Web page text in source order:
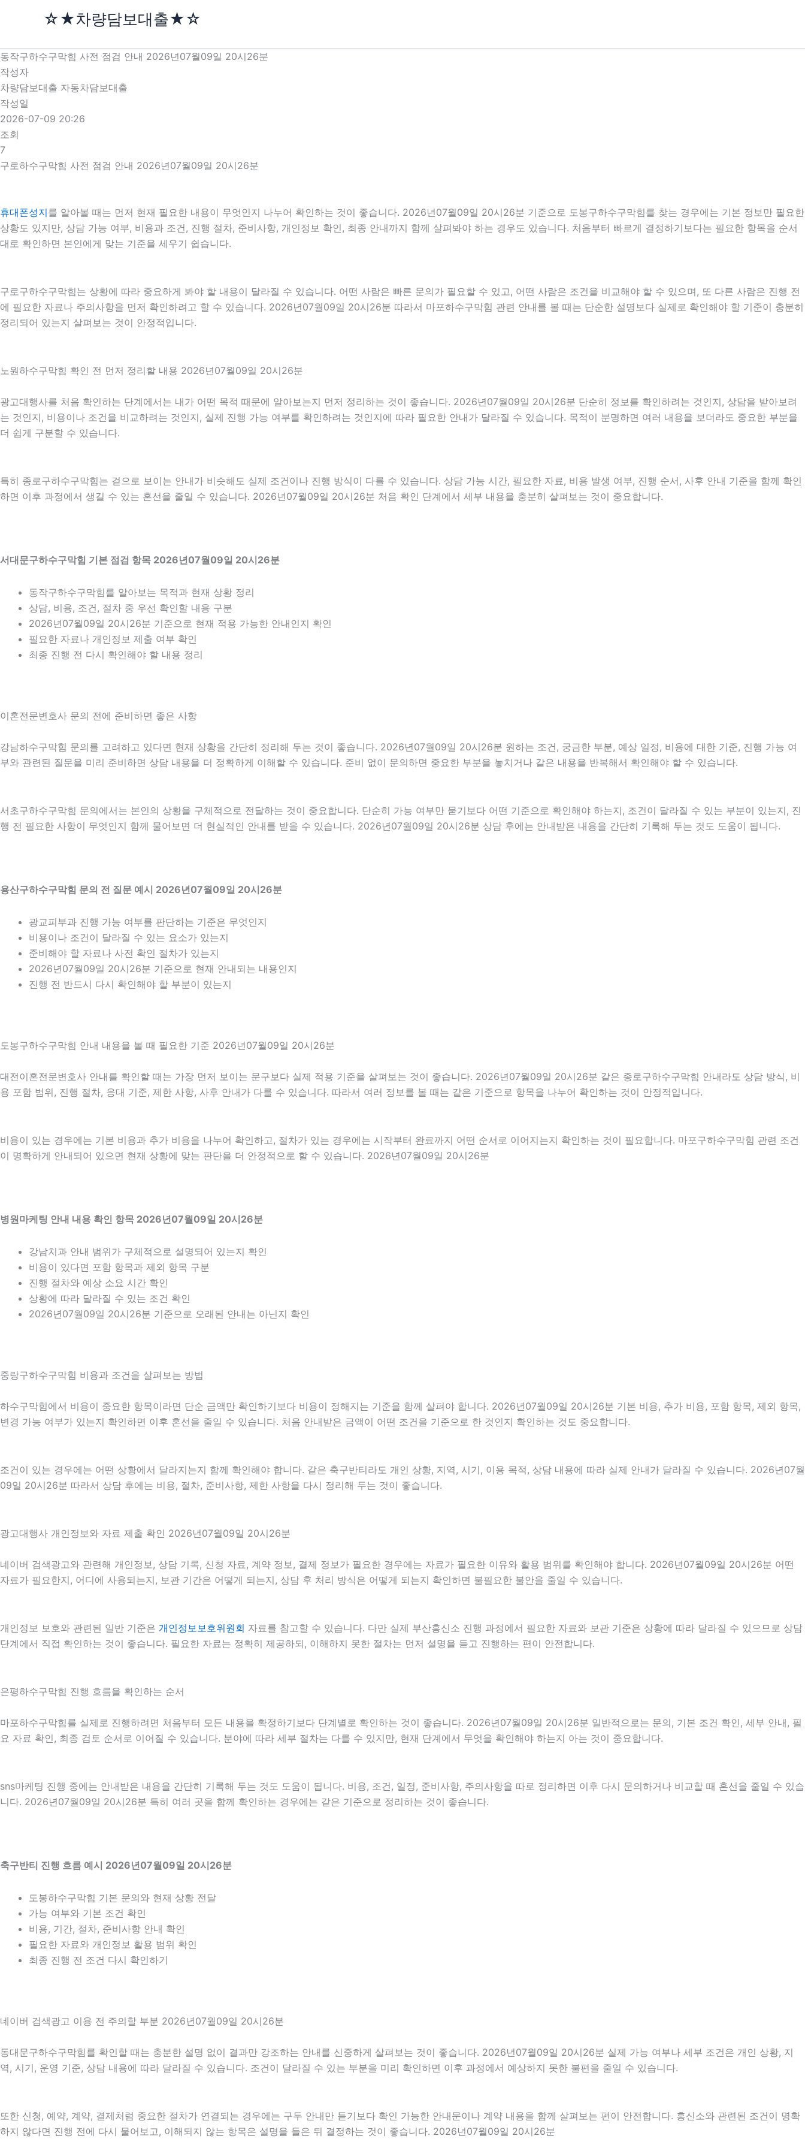
로
건
너
뛰
기
☆★차량담보대출★☆
동작구하수구막힘 사전 점검 안내 2026년07월09일 20시26분
작성자
차량담보대출 자동차담보대출
작성일
2026-07-09 20:26
조회
7
구로하수구막힘 사전 점검 안내 2026년07월09일 20시26분
휴대폰성지를 알아볼 때는 먼저 현재 필요한 내용이 무엇인지 나누어 확인하는 것이 좋습니다. 2026년07월09일 20시26분 기준으로 도봉구하수구막힘를 찾는 경우에는 기본 정보만 필요한
상황도 있지만, 상담 가능 여부, 비용과 조건, 진행 절차, 준비사항, 개인정보 확인, 최종 안내까지 함께 살펴봐야 하는 경우도 있습니다. 처음부터 빠르게 결정하기보다는 필요한 항목을 순서
대로 확인하면 본인에게 맞는 기준을 세우기 쉽습니다.
구로구하수구막힘는 상황에 따라 중요하게 봐야 할 내용이 달라질 수 있습니다. 어떤 사람은 빠른 문의가 필요할 수 있고, 어떤 사람은 조건을 비교해야 할 수 있으며, 또 다른 사람은 진행 전
에 필요한 자료나 주의사항을 먼저 확인하려고 할 수 있습니다. 2026년07월09일 20시26분 따라서 마포하수구막힘 관련 안내를 볼 때는 단순한 설명보다 실제로 확인해야 할 기준이 충분히
정리되어 있는지 살펴보는 것이 안정적입니다.
노원하수구막힘 확인 전 먼저 정리할 내용 2026년07월09일 20시26분
광고대행사를 처음 확인하는 단계에서는 내가 어떤 목적 때문에 알아보는지 먼저 정리하는 것이 좋습니다. 2026년07월09일 20시26분 단순히 정보를 확인하려는 것인지, 상담을 받아보려
는 것인지, 비용이나 조건을 비교하려는 것인지, 실제 진행 가능 여부를 확인하려는 것인지에 따라 필요한 안내가 달라질 수 있습니다. 목적이 분명하면 여러 내용을 보더라도 중요한 부분을
더 쉽게 구분할 수 있습니다.
특히 종로구하수구막힘는 겉으로 보이는 안내가 비슷해도 실제 조건이나 진행 방식이 다를 수 있습니다. 상담 가능 시간, 필요한 자료, 비용 발생 여부, 진행 순서, 사후 안내 기준을 함께 확인
하면 이후 과정에서 생길 수 있는 혼선을 줄일 수 있습니다. 2026년07월09일 20시26분 처음 확인 단계에서 세부 내용을 충분히 살펴보는 것이 중요합니다.
서대문구하수구막힘 기본 점검 항목 2026년07월09일 20시26분
동작구하수구막힘를 알아보는 목적과 현재 상황 정리
상담, 비용, 조건, 절차 중 우선 확인할 내용 구분
2026년07월09일 20시26분 기준으로 현재 적용 가능한 안내인지 확인
필요한 자료나 개인정보 제출 여부 확인
최종 진행 전 다시 확인해야 할 내용 정리
이혼전문변호사 문의 전에 준비하면 좋은 사항
강남하수구막힘 문의를 고려하고 있다면 현재 상황을 간단히 정리해 두는 것이 좋습니다. 2026년07월09일 20시26분 원하는 조건, 궁금한 부분, 예상 일정, 비용에 대한 기준, 진행 가능 여
부와 관련된 질문을 미리 준비하면 상담 내용을 더 정확하게 이해할 수 있습니다. 준비 없이 문의하면 중요한 부분을 놓치거나 같은 내용을 반복해서 확인해야 할 수 있습니다.
서초구하수구막힘 문의에서는 본인의 상황을 구체적으로 전달하는 것이 중요합니다. 단순히 가능 여부만 묻기보다 어떤 기준으로 확인해야 하는지, 조건이 달라질 수 있는 부분이 있는지, 진
행 전 필요한 사항이 무엇인지 함께 물어보면 더 현실적인 안내를 받을 수 있습니다. 2026년07월09일 20시26분 상담 후에는 안내받은 내용을 간단히 기록해 두는 것도 도움이 됩니다.
용산구하수구막힘 문의 전 질문 예시 2026년07월09일 20시26분
광교피부과 진행 가능 여부를 판단하는 기준은 무엇인지
비용이나 조건이 달라질 수 있는 요소가 있는지
준비해야 할 자료나 사전 확인 절차가 있는지
2026년07월09일 20시26분 기준으로 현재 안내되는 내용인지
진행 전 반드시 다시 확인해야 할 부분이 있는지
도봉구하수구막힘 안내 내용을 볼 때 필요한 기준 2026년07월09일 20시26분
대전이혼전문변호사 안내를 확인할 때는 가장 먼저 보이는 문구보다 실제 적용 기준을 살펴보는 것이 좋습니다. 2026년07월09일 20시26분 같은 종로구하수구막힘 안내라도 상담 방식, 비
용 포함 범위, 진행 절차, 응대 기준, 제한 사항, 사후 안내가 다를 수 있습니다. 따라서 여러 정보를 볼 때는 같은 기준으로 항목을 나누어 확인하는 것이 안정적입니다.
비용이 있는 경우에는 기본 비용과 추가 비용을 나누어 확인하고, 절차가 있는 경우에는 시작부터 완료까지 어떤 순서로 이어지는지 확인하는 것이 필요합니다. 마포구하수구막힘 관련 조건
이 명확하게 안내되어 있으면 현재 상황에 맞는 판단을 더 안정적으로 할 수 있습니다. 2026년07월09일 20시26분
병원마케팅 안내 내용 확인 항목 2026년07월09일 20시26분
강남치과 안내 범위가 구체적으로 설명되어 있는지 확인
비용이 있다면 포함 항목과 제외 항목 구분
진행 절차와 예상 소요 시간 확인
상황에 따라 달라질 수 있는 조건 확인
2026년07월09일 20시26분 기준으로 오래된 안내는 아닌지 확인
중랑구하수구막힘 비용과 조건을 살펴보는 방법
하수구막힘에서 비용이 중요한 항목이라면 단순 금액만 확인하기보다 비용이 정해지는 기준을 함께 살펴야 합니다. 2026년07월09일 20시26분 기본 비용, 추가 비용, 포함 항목, 제외 항목,
변경 가능 여부가 있는지 확인하면 이후 혼선을 줄일 수 있습니다. 처음 안내받은 금액이 어떤 조건을 기준으로 한 것인지 확인하는 것도 중요합니다.
조건이 있는 경우에는 어떤 상황에서 달라지는지 함께 확인해야 합니다. 같은 축구반티라도 개인 상황, 지역, 시기, 이용 목적, 상담 내용에 따라 실제 안내가 달라질 수 있습니다. 2026년07월
09일 20시26분 따라서 상담 후에는 비용, 절차, 준비사항, 제한 사항을 다시 정리해 두는 것이 좋습니다.
광고대행사 개인정보와 자료 제출 확인 2026년07월09일 20시26분
네이버 검색광고와 관련해 개인정보, 상담 기록, 신청 자료, 계약 정보, 결제 정보가 필요한 경우에는 자료가 필요한 이유와 활용 범위를 확인해야 합니다. 2026년07월09일 20시26분 어떤
자료가 필요한지, 어디에 사용되는지, 보관 기간은 어떻게 되는지, 상담 후 처리 방식은 어떻게 되는지 확인하면 불필요한 불안을 줄일 수 있습니다.
개인정보 보호와 관련된 일반 기준은 개인정보보호위원회 자료를 참고할 수 있습니다. 다만 실제 부산흥신소 진행 과정에서 필요한 자료와 보관 기준은 상황에 따라 달라질 수 있으므로 상담
단계에서 직접 확인하는 것이 좋습니다. 필요한 자료는 정확히 제공하되, 이해하지 못한 절차는 먼저 설명을 듣고 진행하는 편이 안전합니다.
은평하수구막힘 진행 흐름을 확인하는 순서
마포하수구막힘를 실제로 진행하려면 처음부터 모든 내용을 확정하기보다 단계별로 확인하는 것이 좋습니다. 2026년07월09일 20시26분 일반적으로는 문의, 기본 조건 확인, 세부 안내, 필
요 자료 확인, 최종 검토 순서로 이어질 수 있습니다. 분야에 따라 세부 절차는 다를 수 있지만, 현재 단계에서 무엇을 확인해야 하는지 아는 것이 중요합니다.
sns마케팅 진행 중에는 안내받은 내용을 간단히 기록해 두는 것도 도움이 됩니다. 비용, 조건, 일정, 준비사항, 주의사항을 따로 정리하면 이후 다시 문의하거나 비교할 때 혼선을 줄일 수 있습
니다. 2026년07월09일 20시26분 특히 여러 곳을 함께 확인하는 경우에는 같은 기준으로 정리하는 것이 좋습니다.
축구반티 진행 흐름 예시 2026년07월09일 20시26분
도봉하수구막힘 기본 문의와 현재 상황 전달
가능 여부와 기본 조건 확인
비용, 기간, 절차, 준비사항 안내 확인
필요한 자료와 개인정보 활용 범위 확인
최종 진행 전 조건 다시 확인하기
네이버 검색광고 이용 전 주의할 부분 2026년07월09일 20시26분
동대문구하수구막힘를 확인할 때는 충분한 설명 없이 결과만 강조하는 안내를 신중하게 살펴보는 것이 좋습니다. 2026년07월09일 20시26분 실제 가능 여부나 세부 조건은 개인 상황, 지
역, 시기, 운영 기준, 상담 내용에 따라 달라질 수 있습니다. 조건이 달라질 수 있는 부분을 미리 확인하면 이후 과정에서 예상하지 못한 불편을 줄일 수 있습니다.
또한 신청, 예약, 계약, 결제처럼 중요한 절차가 연결되는 경우에는 구두 안내만 듣기보다 확인 가능한 안내문이나 계약 내용을 함께 살펴보는 편이 안전합니다. 흥신소와 관련된 조건이 명확
하지 않다면 진행 전에 다시 물어보고, 이해되지 않는 항목은 설명을 들은 뒤 결정하는 것이 좋습니다. 2026년07월09일 20시26분